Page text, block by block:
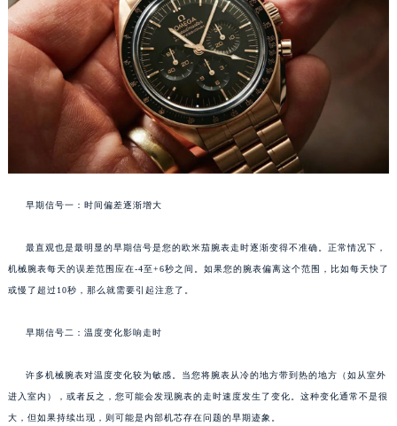
早期信号一：时间偏差逐渐增大
最直观也是最明显的早期信号是您的欧米茄腕表走时逐渐变得不准确。正常情况下，
机械腕表每天的误差范围应在-4至+6秒之间。如果您的腕表偏离这个范围，比如每天快了
或慢了超过10秒，那么就需要引起注意了。
早期信号二：温度变化影响走时
许多机械腕表对温度变化较为敏感。当您将腕表从冷的地方带到热的地方（如从室外
进入室内），或者反之，您可能会发现腕表的走时速度发生了变化。这种变化通常不是很
大，但如果持续出现，则可能是内部机芯存在问题的早期迹象。